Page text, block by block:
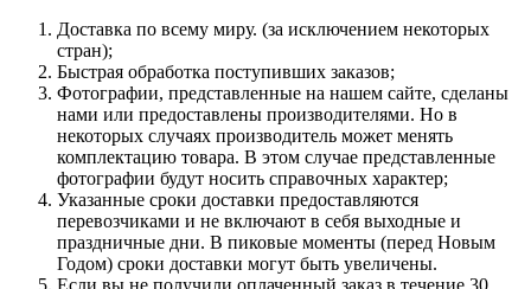
Доставка по всему миру. (за исключением некоторых
стран);
Быстрая обработка поступивших заказов;
Фотографии, представленные на нашем сайте, сделаны
нами или предоставлены производителями. Но в
некоторых случаях производитель может менять
комплектацию товара. В этом случае представленные
фотографии будут носить справочных характер;
Указанные сроки доставки предоставляются
перевозчиками и не включают в себя выходные и
праздничные дни. В пиковые моменты (перед Новым
Годом) сроки доставки могут быть увеличены.
Если вы не получили оплаченный заказ в течение 30